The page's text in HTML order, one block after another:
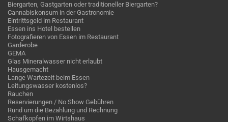
Biergarten, Gastgarten oder traditioneller Biergarten?
Cannabiskonsum in der Gastronomie
Eintrittsgeld im Restaurant
Essen ins Hotel bestellen
Fotografieren von Essen im Restaurant
Garderobe
GEMA
Glas Mineralwasser nicht erlaubt
Hausgemacht
Lange Wartezeit beim Essen
Leitungswasser kostenlos?
Rauchen
Reservierungen / No Show Gebühren
Rund um die Bezahlung und Rechnung
Schafkopfen im Wirtshaus